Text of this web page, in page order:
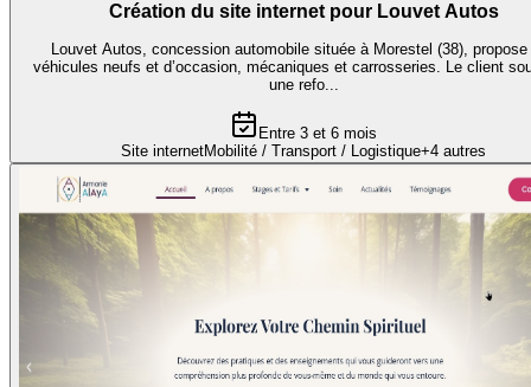
Création du site internet pour Louvet Autos
Louvet Autos, concession automobile située à Morestel (38), propose
véhicules neufs et d’occasion, mécaniques et carrosseries. Le client
une refo...
Entre 3 et 6 mois
Site internetMobilité / Transport / Logistique+4 autres